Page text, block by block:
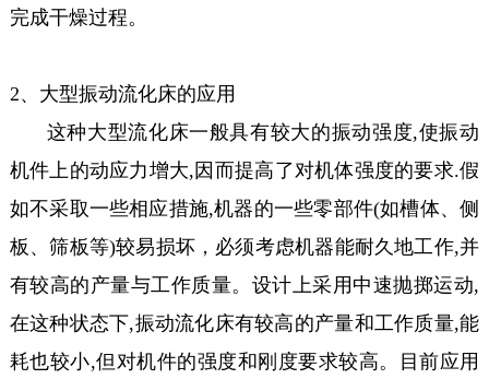
完成干燥过程。
2、大型振动流化床的应用
这种大型流化床一般具有较大的振动强度,使振动
机件上的动应力增大, 因而提高了对机体强度的要求.假
如不采取一些相应措施,机器的一些零部件(如槽体、侧
板、筛板等)较易损坏，必须考虑机器能耐久地工作,并
有较高的产量与工作质量。设计上采用中速抛掷运动,
在这种状态下,振动流化床有较高的产量和工作质量,能
耗也较小,但对机件的强度和刚度要求较高。目前应用